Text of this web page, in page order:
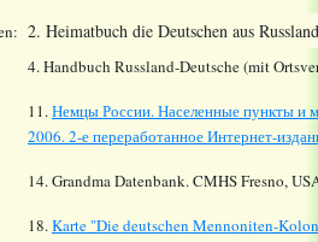
2. Heimatbuch die Deutschen aus
4. Handbuch Russland-Deutsche (mit
11.Немцы России. Населенные пункты и
2006. 2-е переработанное Интернет-
14.Grandma Datenbank. CMHS Fresno,
18.Karte "Die deutschen Mennoniten-